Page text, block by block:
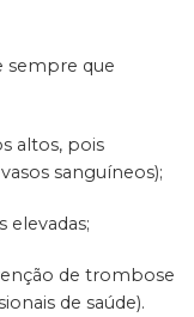
sempre que
altos, pois
sanguíneos);
elevadas;
de trombose
de saúde).